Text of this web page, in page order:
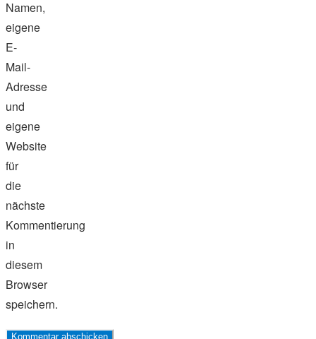
Namen,
eigene
E-
Mail-
Adresse
und
eigene
Website
für
die
nächste
Kommentierung
in
diesem
Browser
speichern.